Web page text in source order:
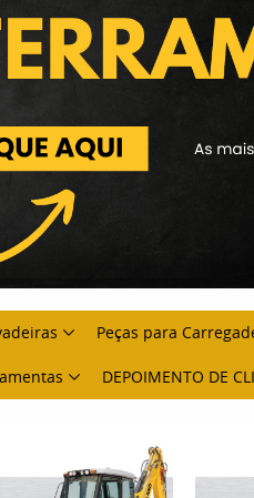
Peças para
DEPOIMENTO DE